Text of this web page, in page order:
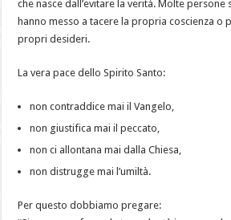
che nasce dall’evitare la verità. Molte persone
hanno messo a tacere la propria coscienza o
propri desideri.
La vera pace dello Spirito Santo:
non contraddice mai il Vangelo,
non giustifica mai il peccato,
non ci allontana mai dalla Chiesa,
non distrugge mai l’umiltà.
Per questo dobbiamo pregare: